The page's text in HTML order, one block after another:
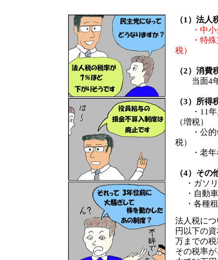
（1）法人
・中
・特
税）
（2）消費
当面4年
（3）所得
・11年度
（増税）
・公的年
税）
・老年
（4）その
・ガソリ
・自動車
・各種租
法人税に
円以下の
万までの
その税率